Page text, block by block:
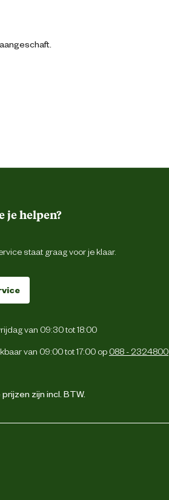
je helpen?
staat graag voor je klaar.
van 09:30 tot 18:00
van 09:00 tot 17:00 op 088 - 2324800
zijn incl. BTW.